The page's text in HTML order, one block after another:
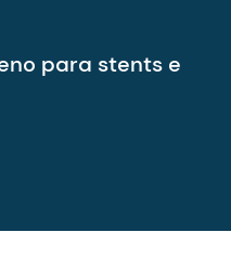
para stents e